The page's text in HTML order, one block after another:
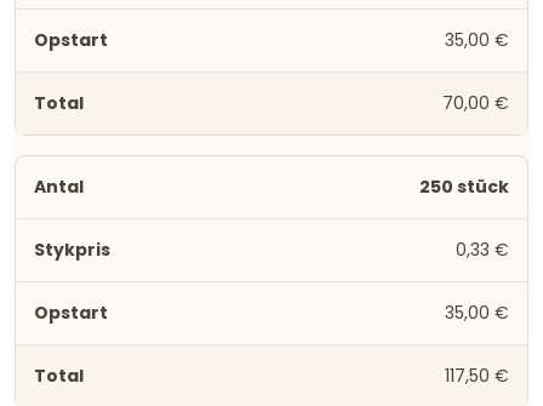
35,00 €
70,00 €
250 stück
0,33 €
35,00 €
117,50 €